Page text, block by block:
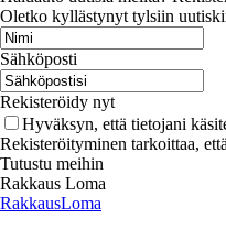
Oletko kyllästynyt tylsiin
Sähköposti
Rekisteröidy nyt
Hyväksyn, että tietojani
Rekisteröityminen tarkoittaa,
Tutustu meihin
Rakkaus Loma
RakkausLoma